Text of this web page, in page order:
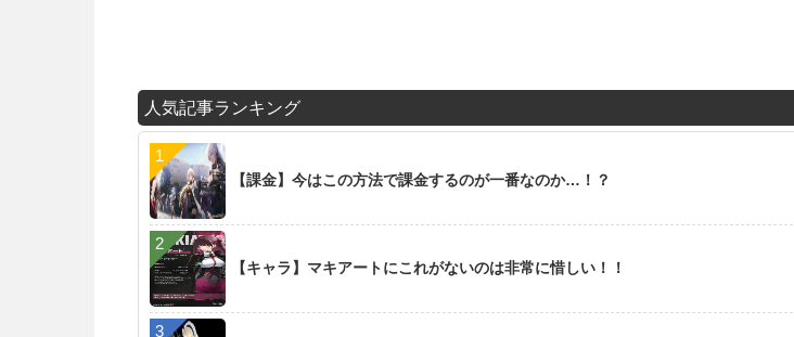
人気記事ランキング
【課金】今はこの方法で課金するのが一番なのか…！？
【キャラ】マキアートにこれがないのは非常に惜しい！！